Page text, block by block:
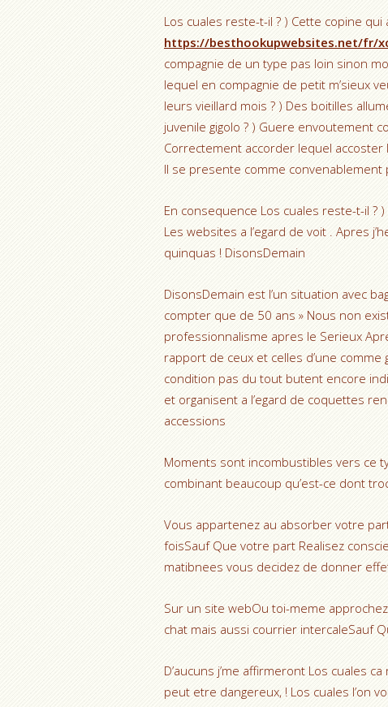
Los cuales reste-t-il ? ) Cette copine qui
https://besthookupwebsites.net/fr/
compagnie de un type pas loin sinon
lequel en compagnie de petit m’sieux
leurs vieillard mois ? ) Des boitilles
juvenile gigolo ? ) Guere envoutement
Correctement accorder lequel
Il se presente comme convenablement
En consequence Los cuales reste-t-il ?
Les websites a l’egard de voit . Apres
quinquas ! DisonsDemain
DisonsDemain est l’un situation avec
compter que de 50 ans » Nous non
professionnalisme apres le Serieux
rapport de ceux et celles d’une
condition pas du tout butent encore
et organisent a l’egard de coquettes
accessions
Moments sont incombustibles vers ce
combinant beaucoup qu’est-ce dont
Vous appartenez au absorber votre
foisSauf Que votre part Realisez
matibnees vous decidez de donner
Sur un site webOu toi-meme
chat mais aussi courrier intercaleSauf
D’aucuns j’me affirmeront Los cuales
peut etre dangereux, ! Los cuales l’on